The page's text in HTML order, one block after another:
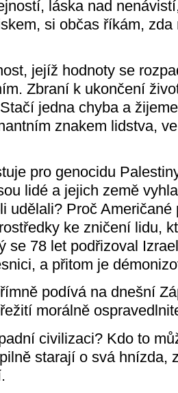
láska nad
si občas říkám,
jejíž hodnoty se
Zbraní k ukončení
jedna chyba a
znakem lidstva,
pro genocidu
lidé a jejich země
udělali? Proč Američané
ke zničení lidu,
se 78 let podřizoval
a přitom je
podívá na dnešní
morálně
civilizaci? Kdo to
starají o svá hnízda,